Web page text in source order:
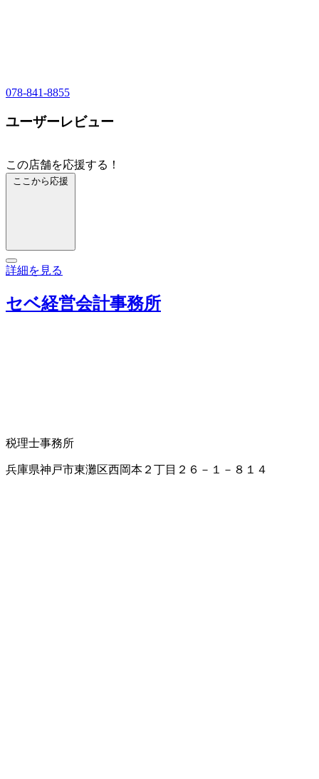
078-841-8855
ユーザーレビュー
この店舗を応援する！
ここから応援
詳細を見る
セベ経営会計事務所
税理士事務所
兵庫県神戸市東灘区西岡本２丁目２６－１－８１４